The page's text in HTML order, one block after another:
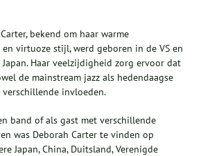
bekend om haar warme
virtuoze stijl, werd geboren in de VS en
Haar veelzijdigheid zorg ervoor dat
de mainstream jazz als hedendaagse
invloeden.
band of als gast met verschillende
was Deborah Carter te vinden op
Japan, China, Duitsland, Verenigde